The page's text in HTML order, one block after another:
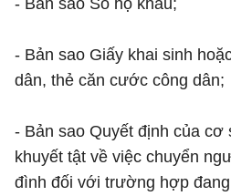
- Bản sao Sổ hộ khẩu;
- Bản sao Giấy khai sinh
dân, thẻ căn cước công dân;
- Bản sao Quyết định của
khuyết tật về việc chuyển
đình đối với trường hợp